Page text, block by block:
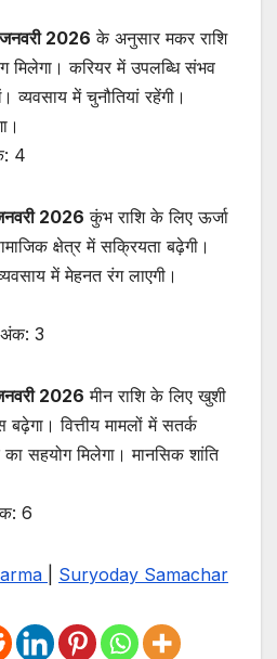
2026 के अनुसार मकर राशि
मिलेगा। करियर में उपलब्धि संभव
में चुनौतियां रहेंगी।
4
2026 कुंभ राशि के लिए ऊर्जा
क्षेत्र में सक्रियता बढ़ेगी।
में मेहनत रंग लाएगी।
अंक: 3
2026 मीन राशि के लिए खुशी
वित्तीय मामलों में सतर्क
का सहयोग मिलेगा। मानसिक शांति
6
Suryoday Samachar